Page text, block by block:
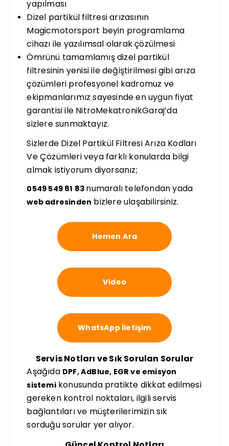
yapılması
Dizel partikül filtresi arızasının
Magicmotorsport beyin programlama
cihazı ile yazılımsal olarak çözülmesi
Ömrünü tamamlamış dizel partikül
filtresinin yenisi ile değiştirilmesi gibi arıza
çözümleri profesyonel kadromuz ve
ekipmanlarımız sayesinde en uygun fiyat
garantisi ile NitroMekatronikGaraj’da
sizlere sunmaktayız.
Sizlerde Dizel Partikül Filtresi Arıza Kodları
Ve Çözümleri veya farklı konularda bilgi
almak istiyorum diyorsanız;
0549 549 81 83 numaralı telefondan yada
web adresinden bizlere ulaşabilirsiniz.
Hemen Ara
Video
WhatsApp İletişim
Servis Notları ve Sık Sorulan Sorular
Aşağıda DPF, AdBlue, EGR ve emisyon
sistemikonusunda pratikte dikkat edilmesi
gereken kontrol noktaları, ilgili servis
bağlantıları ve müşterilerimizin sık
sorduğu sorular yer alıyor.